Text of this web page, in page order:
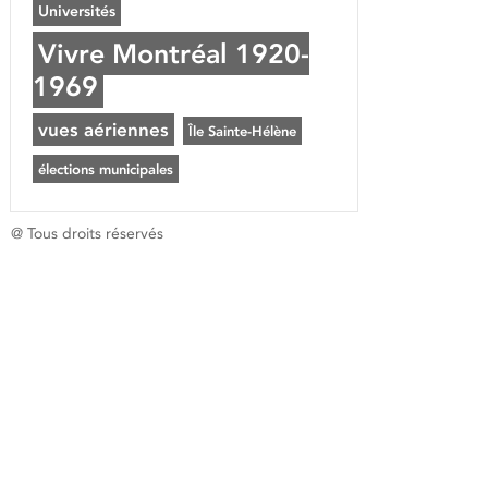
Universités
Vivre Montréal 1920-
1969
vues aériennes Île Sainte-Hélène
élections municipales
@ Tous droits réservés